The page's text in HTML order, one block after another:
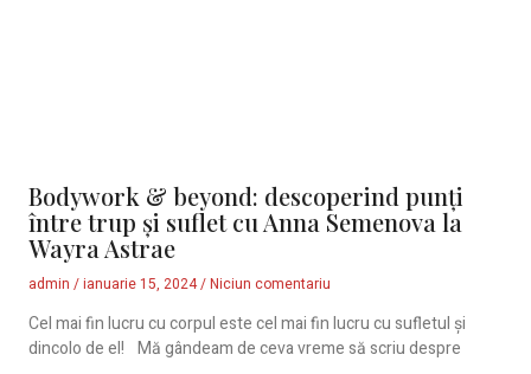
Bodywork & beyond: descoperind punți
între trup și suflet cu Anna Semenova la
Wayra Astrae
admin ianuarie 15, 2024 Niciun comentariu
Cel mai fin lucru cu corpul este cel mai fin lucru cu sufletul și
dincolo de el! Mă gândeam de ceva vreme să scriu despre